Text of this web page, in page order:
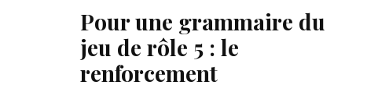
Pour une grammaire du
jeu de rôle 5 : le
renforcement